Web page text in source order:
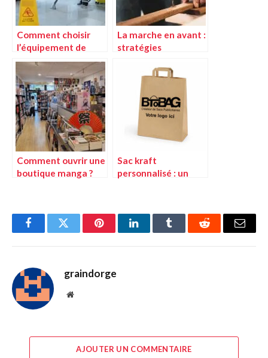
Comment choisir
l’équipement de
nettoyage idéal pour
votre entreprise ?
La marche en avant :
stratégies
progrès continu
Comment ouvrir une
boutique manga ?
Sac kraft
personnalisé : un
FacebookTwitter PinterestLinkedInTumblr Reddit
E-
graindorge
Site
AJOUTER UN COMMENTAIRE